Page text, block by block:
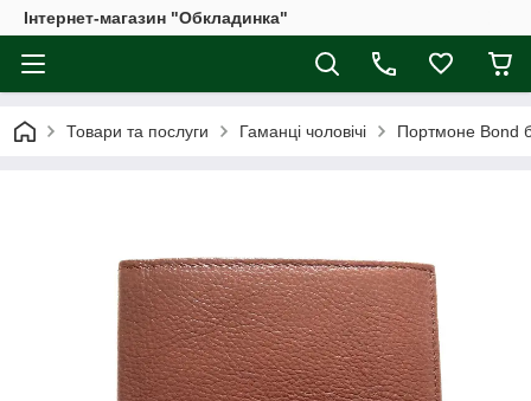
Інтернет-магазин "Обкладинка"
Товари та послуги Гаманці чоловічі Портмоне Bond